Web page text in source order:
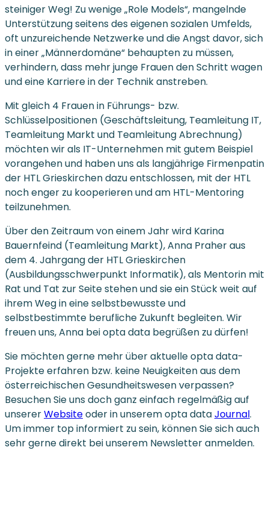
steiniger Weg! Zu wenige „Role Models“, mangelnde
Unterstützung seitens des eigenen sozialen Umfelds,
oft unzureichende Netzwerke und die Angst davor, sich
in einer „Männerdomäne“ behaupten zu müssen,
verhindern, dass mehr junge Frauen den Schritt wagen
und eine Karriere in der Technik anstreben.
Mit gleich 4 Frauen in Führungs- bzw.
Schlüsselpositionen (Geschäftsleitung, Teamleitung IT,
Teamleitung Markt und Teamleitung Abrechnung)
möchten wir als IT-Unternehmen mit gutem Beispiel
vorangehen und haben uns als langjährige Firmenpatin
der HTL Grieskirchen dazu entschlossen, mit der HTL
noch enger zu kooperieren und am HTL-Mentoring
teilzunehmen.
Über den Zeitraum von einem Jahr wird Karina
Bauernfeind (Teamleitung Markt), Anna Praher aus
dem 4. Jahrgang der HTL Grieskirchen
(Ausbildungsschwerpunkt Informatik), als Mentorin mit
Rat und Tat zur Seite stehen und sie ein Stück weit auf
ihrem Weg in eine selbstbewusste und
selbstbestimmte berufliche Zukunft begleiten. Wir
freuen uns, Anna bei opta data begrüßen zu dürfen!
Sie möchten gerne mehr über aktuelle opta data-
Projekte erfahren bzw. keine Neuigkeiten aus dem
österreichischen Gesundheitswesen verpassen?
Besuchen Sie uns doch ganz einfach regelmäßig auf
unsererWebsiteoder in unserem opta dataJournal.
Um immer top informiert zu sein, können Sie sich auch
sehr gerne direkt bei unserem Newsletter anmelden.